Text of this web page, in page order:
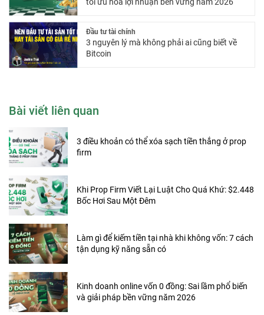
Đầu tư tài chính
3 nguyên lý mà không phải ai cũng biết về
Bitcoin
Bài viết liên quan
3 điều khoản có thể xóa sạch tiền thắng ở prop
firm
Khi Prop Firm Viết Lại Luật Cho Quá Khứ: $2.448
Bốc Hơi Sau Một Đêm
Làm gì để kiếm tiền tại nhà khi không vốn: 7 cách
tận dụng kỹ năng sẵn có
Kinh doanh online vốn 0 đồng: Sai lầm phổ biến
và giải pháp bền vững năm 2026